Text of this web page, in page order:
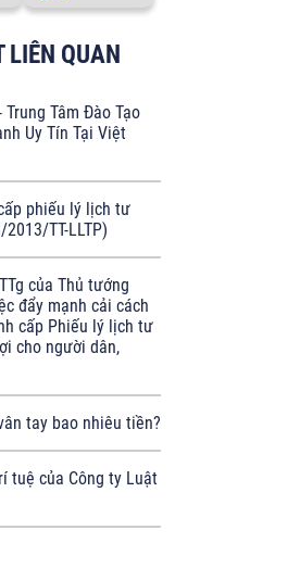
LIÊN QUAN
Trung Tâm Đào Tạo
Uy Tín Tại Việt
phiếu lý lịch tư
TT-LLTP)
của Thủ tướng
đẩy mạnh cải cách
cấp Phiếu lý lịch tư
cho người dân,
tay bao nhiêu tiền?
tuệ của Công ty Luật